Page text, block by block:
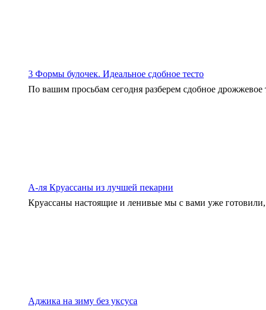
3 Формы булочек. Идеальное сдобное тесто
По вашим просьбам сегодня разберем сдобное
А-ля Круассаны из лучшей пекарни
Круассаны настоящие и ленивые мы с вами уже
Аджика на зиму без уксуса